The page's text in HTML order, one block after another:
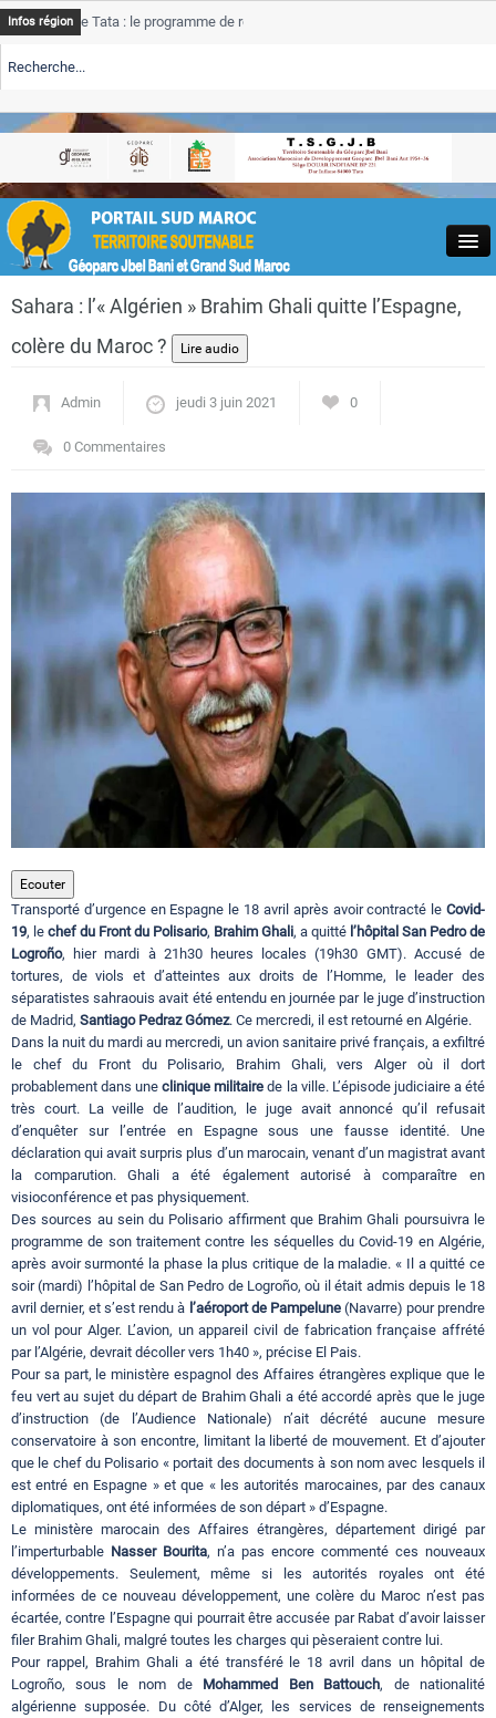
Close
Actualités
Circuits touristiques
Tourisme
Régions
Hotels
Evenements
Contact
Infos région
Tata : le programme de rehabilitation post-inondations
TSGJB Tourisme : l’ONMT renforce l’aerien a Dakhla et
TSGJB Tourisme au Maroc : Transavia renforce les vols Paris-
Sahara : l’« Algérien » Brahim Ghali quitte l’Espagne,
colère du Maroc ?
Admin jeudi 3 juin 2021 0
0 Commentaires
Ecouter
Transporté d’urgence en Espagne le 18 avril après avoir contracté le Covid-
19, le chef du Front du Polisario, Brahim Ghali, a quitté l’hôpital San Pedro de
Logroño, hier mardi à 21h30 heures locales (19h30 GMT). Accusé de
tortures, de viols et d’atteintes aux droits de l’Homme, le leader des
séparatistes sahraouis avait été entendu en journée par le juge d’instruction
de Madrid, Santiago Pedraz Gómez. Ce mercredi, il est retourné en Algérie.
Dans la nuit du mardi au mercredi, un avion sanitaire privé français, a exfiltré
le chef du Front du Polisario, Brahim Ghali, vers Alger où il dort
probablement dans uneclinique militaire de la ville. L’épisode judiciaire a été
très court. La veille de l’audition, le juge avait annoncé qu’il refusait
d’enquêter sur l’entrée en Espagne sous une fausse identité. Une
déclaration qui avait surpris plus d’un marocain, venant d’un magistrat avant
la comparution. Ghali a été également autorisé à comparaître en
visioconférence et pas physiquement.
Des sources au sein du Polisario affirment que Brahim Ghali poursuivra le
programme de son traitement contre les séquelles du Covid-19 en Algérie,
après avoir surmonté la phase la plus critique de la maladie. « Il a quitté ce
soir (mardi) l’hôpital de San Pedro de Logroño, où il était admis depuis le 18
avril dernier, et s’est rendu à l’aéroport de Pampelune(Navarre) pour prendre
un vol pour Alger. L’avion, un appareil civil de fabrication française affrété
par l’Algérie, devrait décoller vers 1h40 », précise El Pais.
Pour sa part, le ministère espagnol des Affaires étrangères explique que le
feu vert au sujet du départ de Brahim Ghali a été accordé après que le juge
d’instruction (de l’Audience Nationale) n’ait décrété aucune mesure
conservatoire à son encontre, limitant la liberté de mouvement. Et d’ajouter
que le chef du Polisario « portait des documents à son nom avec lesquels il
est entré en Espagne » et que « les autorités marocaines, par des canaux
diplomatiques, ont été informées de son départ » d’Espagne.
Le ministère marocain des Affaires étrangères, département dirigé par
l’imperturbable Nasser Bourita, n’a pas encore commenté ces nouveaux
développements. Seulement, même si les autorités royales ont été
informées de ce nouveau développement, une colère du Maroc n’est pas
écartée, contre l’Espagne qui pourrait être accusée par Rabat d’avoir laisser
filer Brahim Ghali, malgré toutes les charges qui pèseraient contre lui.
Pour rappel, Brahim Ghali a été transféré le 18 avril dans un hôpital de
Logroño, sous le nom de Mohammed Ben Battouch, de nationalité
algérienne supposée. Du côté d’Alger, les services de renseignements